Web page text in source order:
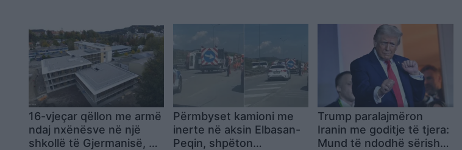
16-vjeçar qëllon me armë
ndaj nxënësve në një
shkollë të Gjermanisë, dy
Përmbyset kamioni me
inerte në aksin Elbasan-
Peqin, shpëton
Trump paralajmëron
Iranin me goditje të tjera:
Mund të ndodhë sërish